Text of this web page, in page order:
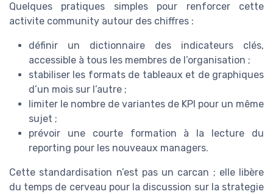
Quelques pratiques simples pour renforcer cette
activite community autour des chiffres :
définir un dictionnaire des indicateurs clés,
accessible à tous les membres de l’organisation ;
stabiliser les formats de tableaux et de graphiques
d’un mois sur l’autre ;
limiter le nombre de variantes de KPI pour un même
sujet ;
prévoir une courte formation à la lecture du
reporting pour les nouveaux managers.
Cette standardisation n’est pas un carcan ; elle libère
du temps de cerveau pour la discussion sur la strategie